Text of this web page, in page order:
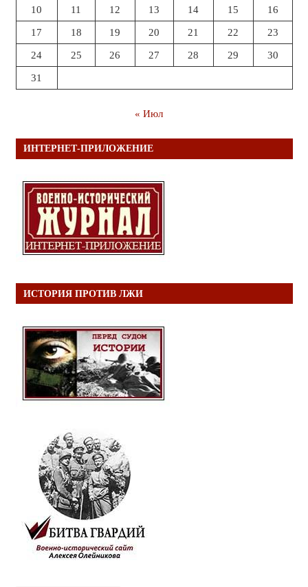
10 11 12 13 14 15 16
17 18 19 20 21 22 23
24 25 26 27 28 29 30
31
« Июл
ИНТЕРНЕТ-ПРИЛОЖЕНИЕ
ИСТОРИЯ ПРОТИВ ЛЖИ